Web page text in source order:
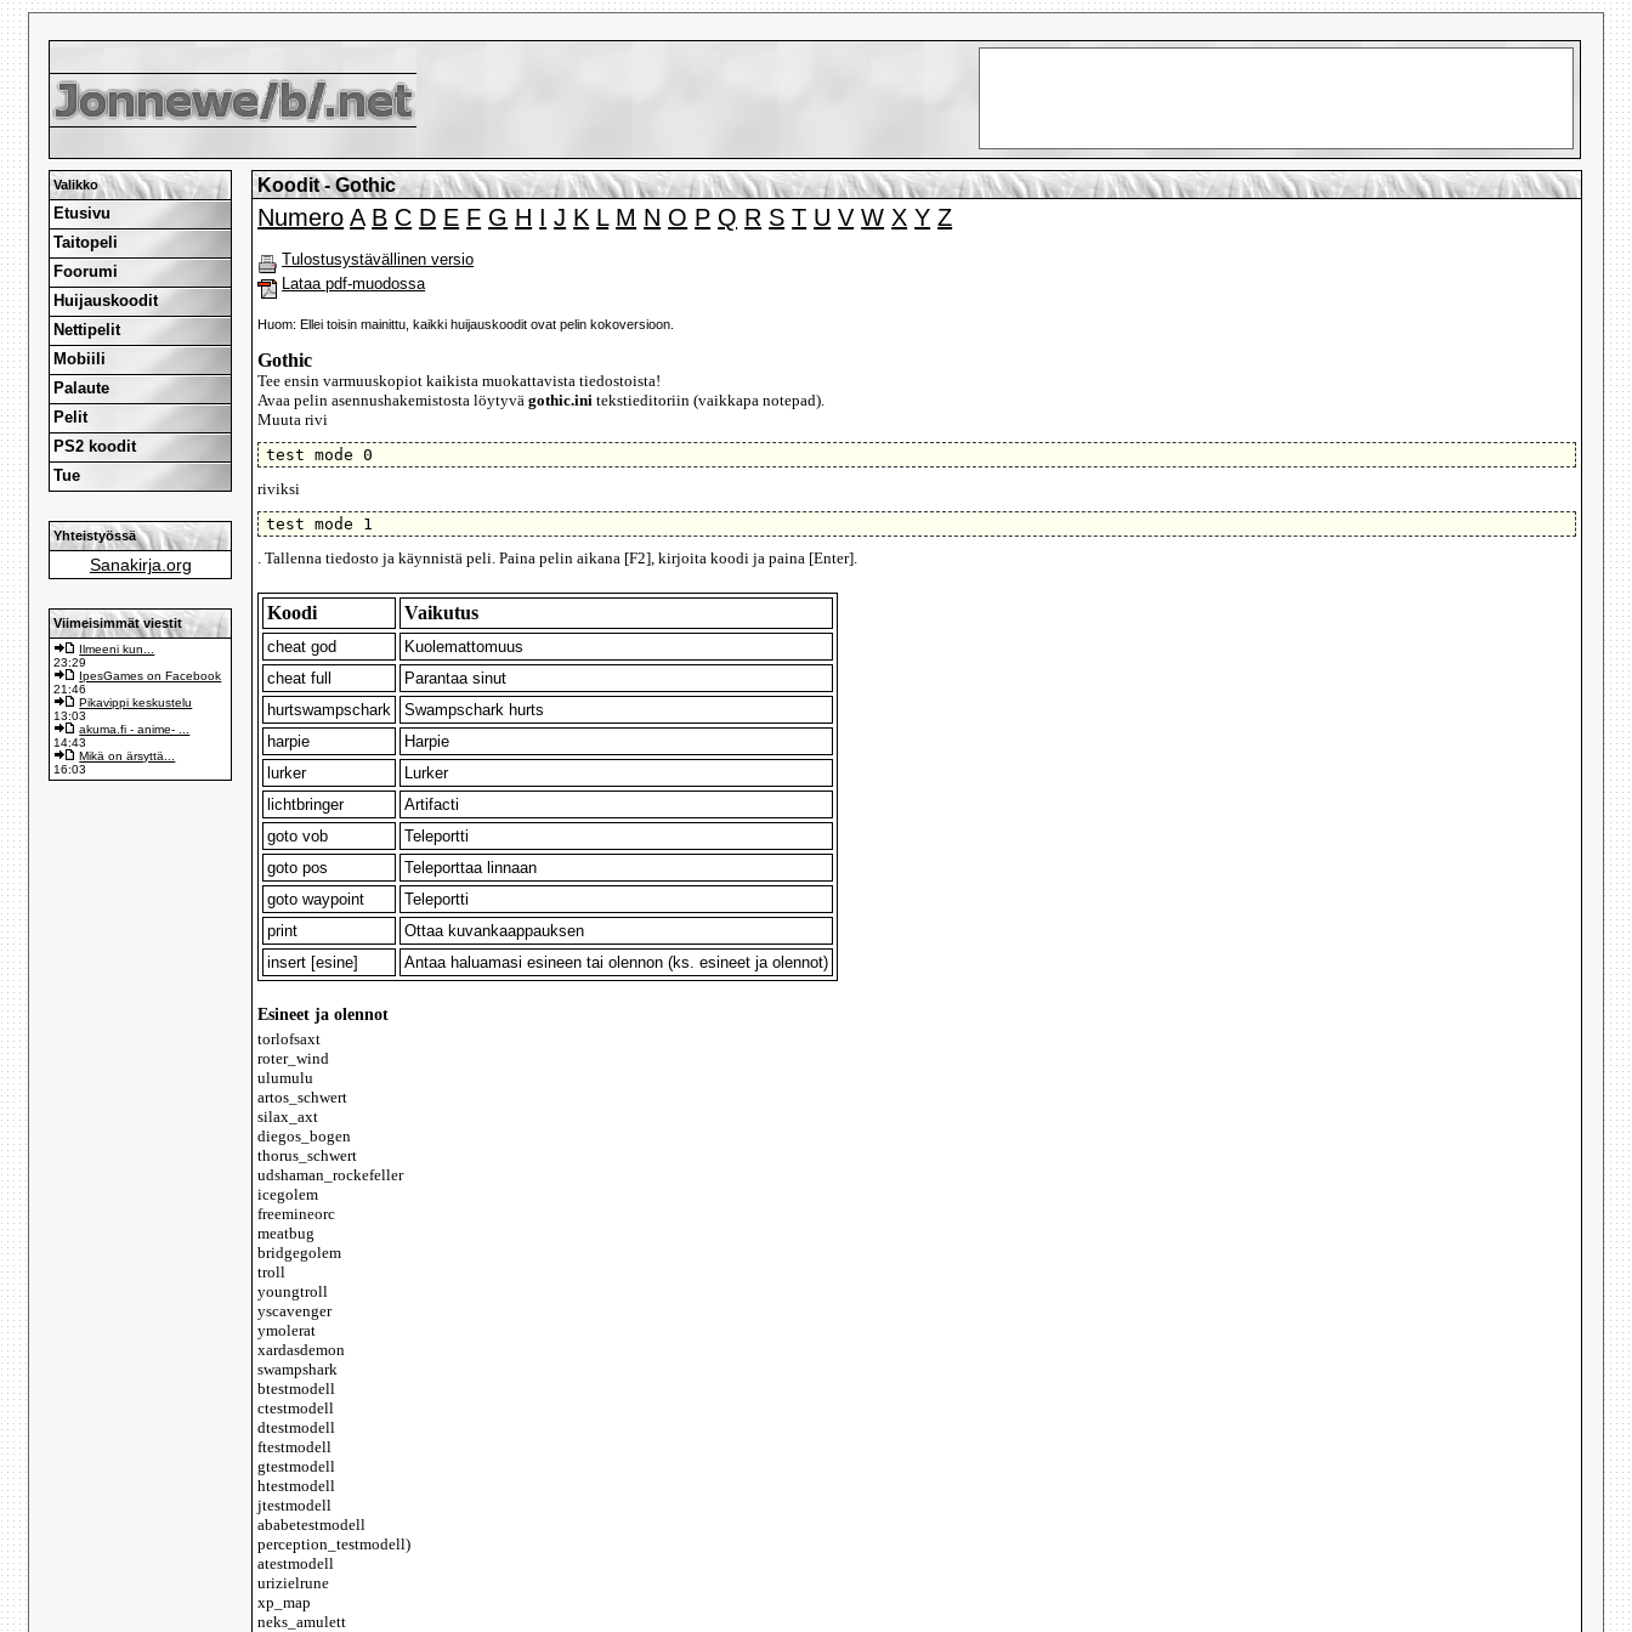
Valikko
Etusivu
Taitopeli
Foorumi
Huijauskoodit
Nettipelit
Mobiili
Palaute
Pelit
PS2 koodit
Tue
Yhteistyössä
Sanakirja.org
Viimeisimmät viestit
Ilmeeni kun...
23:29
IpesGames on Facebook
21:46
Pikavippi keskustelu
13:03
akuma.fi - anime- ...
14:43
Mikä on ärsyttä...
16:03
Koodit - Gothic
Numero A B C D E F G H I J K L M N O P Q R S T U V W X Y Z
Tulostusystävällinen versio
Lataa pdf-muodossa
Huom: Ellei toisin mainittu, kaikki huijauskoodit ovat pelin kokoversioon.
Gothic
Tee ensin varmuuskopiot kaikista muokattavista tiedostoista!
Avaa pelin asennushakemistosta löytyvägothic.ini tekstieditoriin (vaikkapa notepad).
Muuta rivi
test mode 0
riviksi
test mode 1
. Tallenna tiedosto ja käynnistä peli.Paina pelin aikana [F2],kirjoita koodi ja paina [Enter].
Koodi Vaikutus
cheat god
Kuolemattomuus
cheat full
Parantaa sinut
hurtswampschark
Swampschark hurts
harpie
Harpie
lurker
Lurker
lichtbringer
Artifacti
goto vob
Teleportti
goto pos
Teleporttaa linnaan
goto waypoint
Teleportti
print
Ottaa kuvankaappauksen
insert [esine]
Antaa haluamasi esineen tai olennon (ks. esineet ja olennot)
Esineet ja olennot
torlofsaxt
roter_wind
ulumulu
artos_schwert
silax_axt
diegos_bogen
thorus_schwert
udshaman_rockefeller
icegolem
freemineorc
meatbug
bridgegolem
troll
youngtroll
yscavenger
ymolerat
xardasdemon
swampshark
btestmodell
ctestmodell
dtestmodell
ftestmodell
gtestmodell
htestmodell
jtestmodell
ababetestmodell
perception_testmodell)
atestmodell
urizielrune
xp_map
neks_amulett